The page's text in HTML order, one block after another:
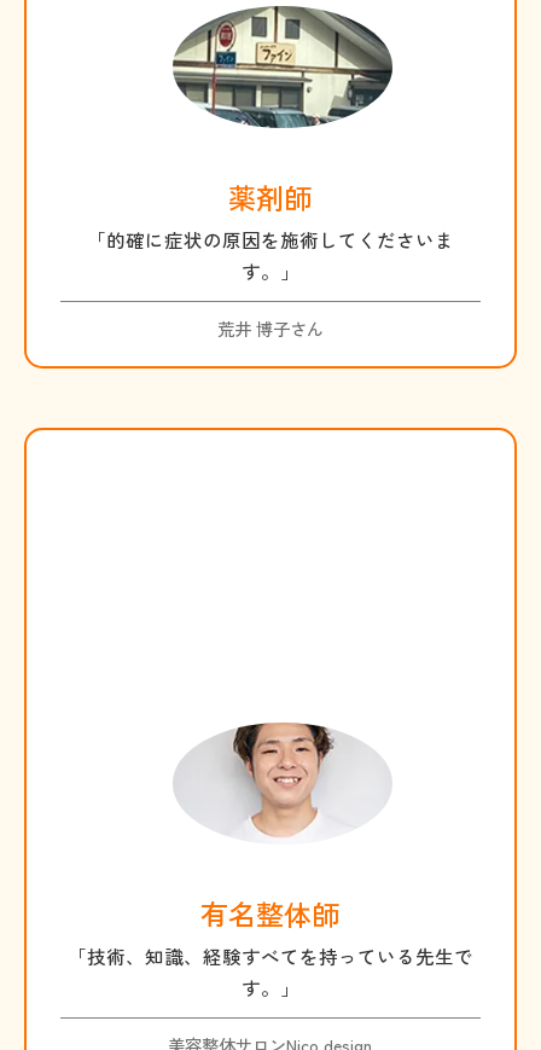
薬剤師
「的確に症状の原因を施術してくださいま
す。」
荒井 博子さん
有名整体師
「技術、知識、経験すべてを持っている先生で
す。」